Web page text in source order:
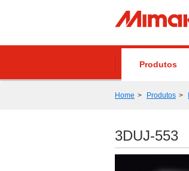
Produtos
Home Produtos
3DUJ-553